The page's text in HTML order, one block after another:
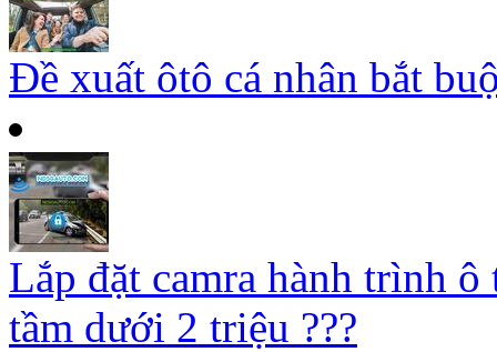
Đề xuất ôtô cá nhân bắt
Lắp đặt camra hành trình
tầm dưới 2 triệu ???